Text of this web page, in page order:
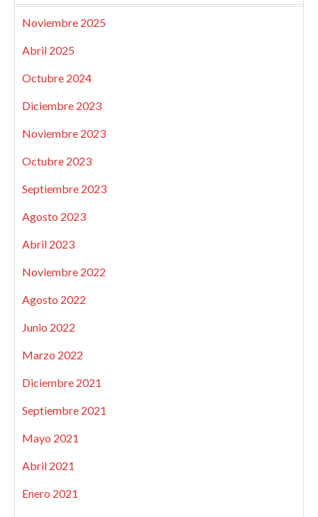
Noviembre 2025
Abril 2025
Octubre 2024
Diciembre 2023
Noviembre 2023
Octubre 2023
Septiembre 2023
Agosto 2023
Abril 2023
Noviembre 2022
Agosto 2022
Junio 2022
Marzo 2022
Diciembre 2021
Septiembre 2021
Mayo 2021
Abril 2021
Enero 2021